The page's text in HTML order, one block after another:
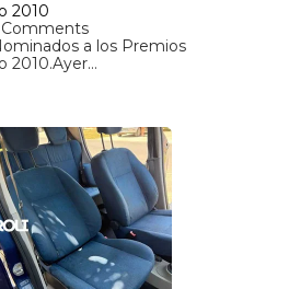
2010
Comments
a los Premios
2010.Ayer…